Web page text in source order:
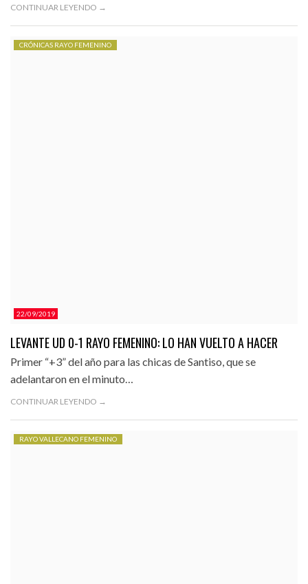
CONTINUAR LEYENDO →
22/09/2019
CRÓNICAS RAYO FEMENINO
LEVANTE UD 0-1 RAYO FEMENINO: LO HAN VUELTO A HACER
Primer “+3” del año para las chicas de Santiso, que se
adelantaron en el minuto…
CONTINUAR LEYENDO →
RAYO VALLECANO FEMENINO